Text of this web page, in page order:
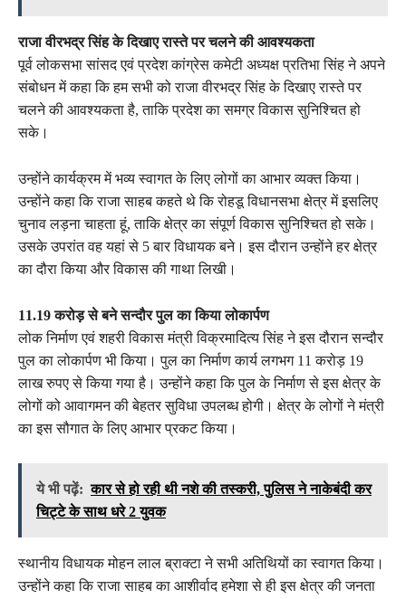
राजा वीरभद्र सिंह के दिखाए रास्ते पर चलने की आवश्यकता
पूर्व लोकसभा सांसद एवं प्रदेश कांग्रेस कमेटी अध्यक्ष प्रतिभा सिंह ने अपने
संबोधन में कहा कि हम सभी को राजा वीरभद्र सिंह के दिखाए रास्ते पर
चलने की आवश्यकता है, ताकि प्रदेश का समग्र विकास सुनिश्चित हो
सके।
उन्होंने कार्यक्रम में भव्य स्वागत के लिए लोगों का आभार व्यक्त किया।
उन्होंने कहा कि राजा साहब कहते थे कि रोहडू विधानसभा क्षेत्र में इसलिए
चुनाव लड़ना चाहता हूं, ताकि क्षेत्र का संपूर्ण विकास सुनिश्चित हो सके।
उसके उपरांत वह यहां से 5 बार विधायक बने। इस दौरान उन्होंने हर क्षेत्र
का दौरा किया और विकास की गाथा लिखी।
11.19 करोड़ से बने सन्दौर पुल का किया लोकार्पण
लोक निर्माण एवं शहरी विकास मंत्री विक्रमादित्य सिंह ने इस दौरान सन्दौर
पुल का लोकार्पण भी किया। पुल का निर्माण कार्य लगभग 11 करोड़ 19
लाख रुपए से किया गया है। उन्होंने कहा कि पुल के निर्माण से इस क्षेत्र के
लोगों को आवागमन की बेहतर सुविधा उपलब्ध होगी। क्षेत्र के लोगों ने मंत्री
का इस सौगात के लिए आभार प्रकट किया।
ये भी पढ़ें: कार से हो रही थी नशे की तस्करी, पुलिस ने नाकेबंदी कर
चिट्टे के साथ धरे 2 युवक
स्थानीय विधायक मोहन लाल ब्राक्टा ने सभी अतिथियों का स्वागत किया।
उन्होंने कहा कि राजा साहब का आशीर्वाद हमेशा से ही इस क्षेत्र की जनता